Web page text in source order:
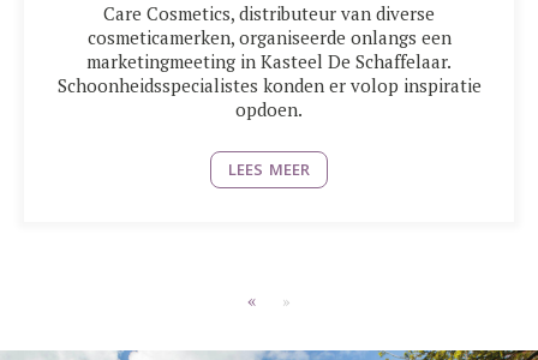
Care Cosmetics, distributeur van diverse
cosmeticamerken, organiseerde onlangs een
marketingmeeting in Kasteel De Schaffelaar.
Schoonheidsspecialistes konden er volop inspiratie
opdoen.
LEES MEER
« »